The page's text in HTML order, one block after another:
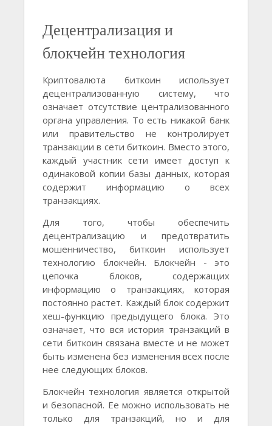
Децентрализация и
блокчейн технология
Криптовалюта биткоин использует
децентрализованную систему, что
означает отсутствие централизованного
органа управления. То есть никакой банк
или правительство не контролирует
транзакции в сети биткоин. Вместо этого,
каждый участник сети имеет доступ к
одинаковой копии базы данных, которая
содержит информацию о всех
транзакциях.
Для того, чтобы обеспечить
децентрализацию и предотвратить
мошенничество, биткоин использует
технологию блокчейн. Блокчейн - это
цепочка блоков, содержащих
информацию о транзакциях, которая
постоянно растет. Каждый блок содержит
хеш-функцию предыдущего блока. Это
означает, что вся история транзакций в
сети биткоин связана вместе и не может
быть изменена без изменения всех после
нее следующих блоков.
Блокчейн технология является открытой
и безопасной. Ее можно использовать не
только для транзакций, но и для